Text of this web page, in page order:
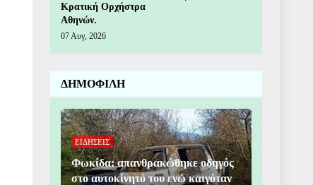
Κρατική Ορχήστρα
Αθηνών.
07 Αυγ, 2026
ΔΗΜΟΦΙΛΗ
ΕΙΔΗΣΕΙΣ
Φωκίδα: απανθρακώθηκε οδηγός
στο αυτοκίνητό του ενώ καιγόταν